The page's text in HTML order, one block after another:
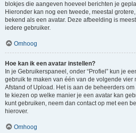
blokjes die aangeven hoeveel berichten je
Hieronder kan nog een tweede, meestal
bekend als een avatar. Deze afbeelding is
iedere gebruiker.
Omhoog
Hoe kan ik een avatar instellen?
In je Gebruikerspaneel, onder “Profiel” kun je
gebruik te maken van één van de volgende vier
Afstand of Upload. Het is aan de beheerders
te kiezen op welke manier je een avatar kan
kunt gebruiken, neem dan contact op met een
hierover.
Omhoog